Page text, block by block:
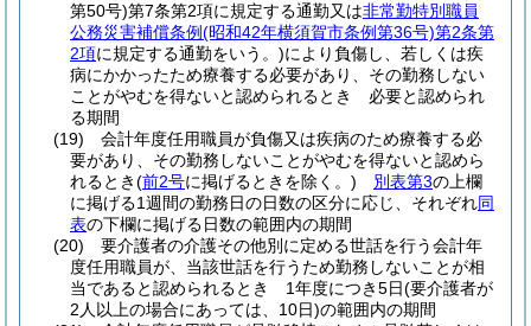
第50号)第7条第2項に規定する通勤又は非常勤特別職員
公務災害補償条例(昭和42年横須賀市条例第36号)第2条第
2項に規定する通勤をいう。)により負傷し、若しくは疾
病にかかったため療養する必要があり、その勤務しない
ことがやむを得ないと認められるとき 必要と認められ
る期間
(19)
会計年度任用職員が負傷又は疾病のため療養する必
要があり、その勤務しないことがやむを得ないと認めら
れるとき(前2号に掲げるときを除く。) 別表第3の上欄
に掲げる1週間の勤務日の日数の区分に応じ、それぞれ同
表の下欄に掲げる日数の範囲内の期間
(20)
要介護者の介護その他別に定める世話を行う会計年
度任用職員が、当該世話を行うため勤務しないことが相
当であると認められるとき 1年度につき5日(要介護者が
2人以上の場合にあっては、10日)の範囲内の期間